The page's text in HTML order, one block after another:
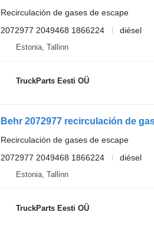
Recirculación de gases de escape
2072977 2049468 1866224
diésel
Estonia, Tallinn
TruckParts Eesti OÜ
Recirculación de gases de escape
2072977 2049468 1866224
diésel
Estonia, Tallinn
TruckParts Eesti OÜ